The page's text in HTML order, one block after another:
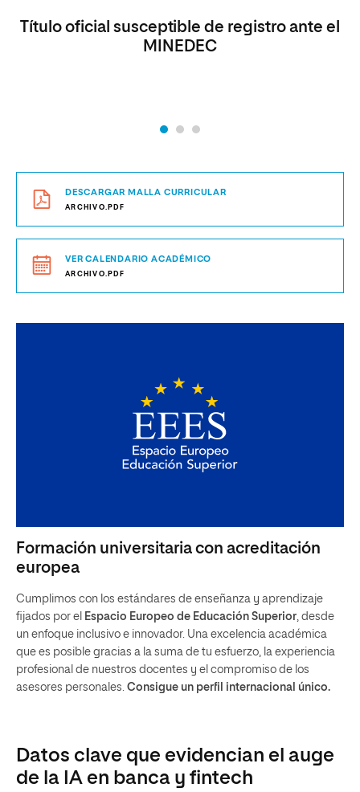
Título oficial susceptible de registro ante el
MINEDEC
DESCARGAR MALLA CURRICULAR
ARCHIVO.PDF
VER CALENDARIO ACADÉMICO
ARCHIVO.PDF
Formación universitaria con acreditación
europea
Cumplimos con los estándares de enseñanza y aprendizaje
fijados por el Espacio Europeo de Educación Superior, desde
un enfoque inclusivo e innovador. Una excelencia académica
que es posible gracias a la suma de tu esfuerzo, la experiencia
profesional de nuestros docentes y el compromiso de los
asesores personales. Consigue un perfil internacional único.
Datos clave que evidencian el auge
de la IA en banca y fintech